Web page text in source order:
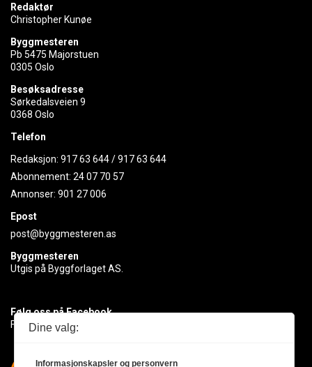
Redaktør
Christopher Kunøe
Byggmesteren
Pb 5475 Majorstuen
0305 Oslo
Besøksadresse
Sørkedalsveien 9
0368 Oslo
Telefon
Redaksjon: 917 63 644/917 63 644
Abonnement: 24 07 70 57
Annonser: 901 27 006
Epost
post@byggmesteren.as
Byggmesteren
Utgis på Byggforlaget AS.
Følg oss på Facebook
Få med deg det siste innen byggebransjen
Dine valg:
Informasjonskapsler og personvern